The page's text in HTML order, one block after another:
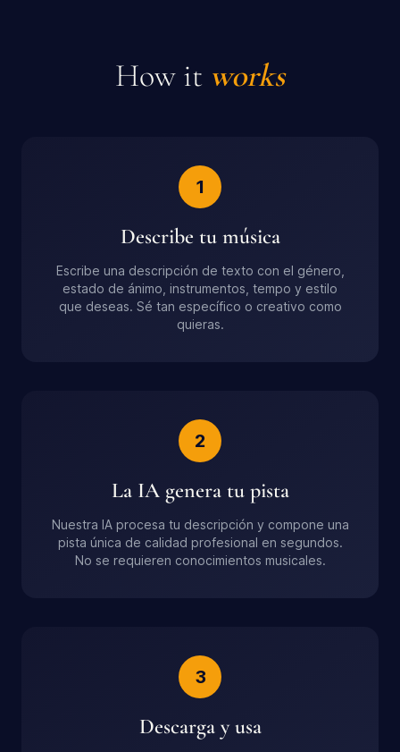
How it works
1
Describe tu música
Escribe una descripción de texto con el género,
estado de ánimo, instrumentos, tempo y estilo
que deseas. Sé tan específico o creativo como
quieras.
2
La IA genera tu pista
Nuestra IA procesa tu descripción y compone una
pista única de calidad profesional en segundos.
No se requieren conocimientos musicales.
3
Descarga y usa